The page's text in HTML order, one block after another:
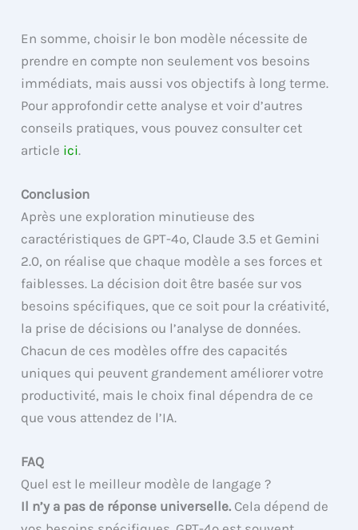
En somme, choisir le bon modèle nécessite de
prendre en compte non seulement vos besoins
immédiats, mais aussi vos objectifs à long terme.
Pour approfondir cette analyse et voir d’autres
conseils pratiques, vous pouvez consulter cet
article ici.
Conclusion
Après une exploration minutieuse des
caractéristiques de GPT-4o, Claude 3.5 et Gemini
2.0, on réalise que chaque modèle a ses forces et
faiblesses. La décision doit être basée sur vos
besoins spécifiques, que ce soit pour la créativité,
la prise de décisions ou l’analyse de données.
Chacun de ces modèles offre des capacités
uniques qui peuvent grandement améliorer votre
productivité, mais le choix final dépendra de ce
que vous attendez de l’IA.
FAQ
Quel est le meilleur modèle de langage ?
Il n’y a pas de réponse universelle. Cela dépend de